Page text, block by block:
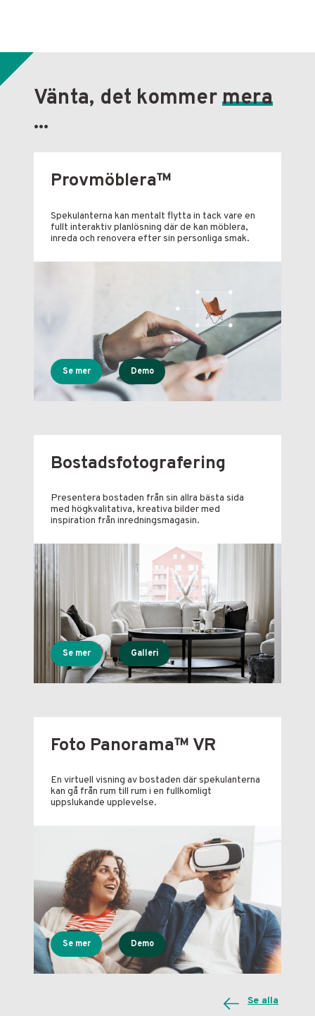
Vänta, det kommermera
...
Provmöblera™
Spekulanterna kan mentalt flytta in tack vare en
fullt interaktiv planlösning där de kan möblera,
inreda och renovera efter sin personliga smak.
Se mer Demo
Bostadsfotografering
Presentera bostaden från sin allra bästa sida
med högkvalitativa, kreativa bilder med
inspiration från inredningsmagasin.
Se mer Galleri
Foto Panorama™ VR
En virtuell visning av bostaden där spekulanterna
kan gå från rum till rum i en fullkomligt
uppslukande upplevelse.
Se mer Demo
Se alla